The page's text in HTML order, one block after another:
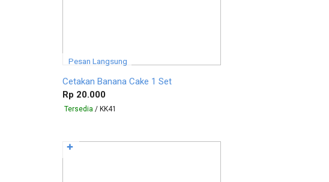
Pesan Langsung
Cetakan Banana Cake 1 Set
Rp 20.000
Tersedia / KK41
✚